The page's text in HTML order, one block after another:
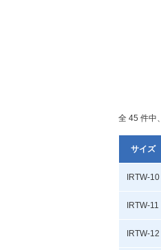
全 45 件中
サイズ
IRTW-10
IRTW-11
IRTW-12